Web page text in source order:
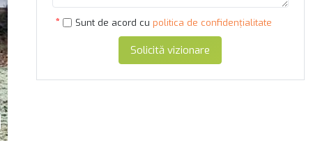
Sunt de acord cu politica de confidențialitate
Solicită vizionare